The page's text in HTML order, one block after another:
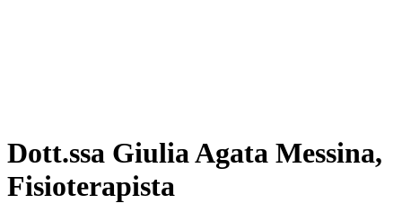
Dott.ssa Giulia Agata Messina,
Fisioterapista